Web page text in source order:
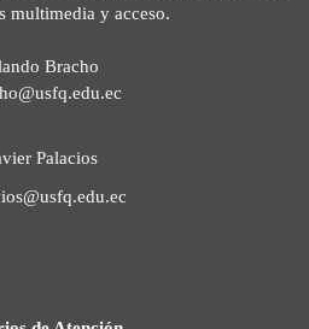
multimedia y acceso.
Bracho
Palacios